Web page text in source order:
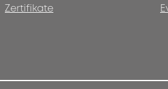
Zertifikate